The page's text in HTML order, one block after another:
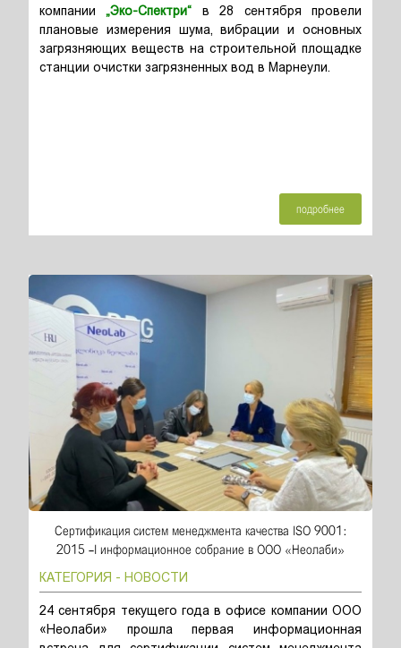
компании„Эко-Спектри“ в 28 сентября провели
плановые измерения шума, вибрации и основных
загрязняющих веществ на строительной площадке
станции очистки загрязненных вод в Марнеули.
подробнее
Сертификация систем менеджмента качества ISO 9001:
2015 -I информационное собрание в ООО «Неолаби»
КАТЕГОРИЯ - НОВОСТИ
24 сентября текущего года в офисе компании ООО
«Неолаби» прошла первая информационная